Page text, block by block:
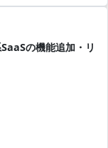
の機能追加・リ